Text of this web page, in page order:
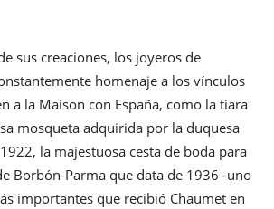
sus creaciones, los joyeros de
homenaje a los vínculos
a la Maison con España, como la tiara
mosqueta adquirida por la duquesa
la majestuosa cesta de boda para
Borbón-Parma que data de 1936 -uno
importantes que recibió Chaumet en